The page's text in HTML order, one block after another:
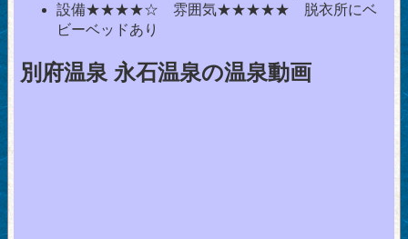
設備★★★★☆ 雰囲気★★★★★ 脱衣所にベ
ビーベッドあり
別府温泉 永石温泉の温泉動画